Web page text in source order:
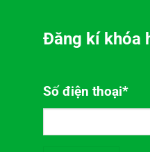
Đăng kí khóa
Số điện thoại*